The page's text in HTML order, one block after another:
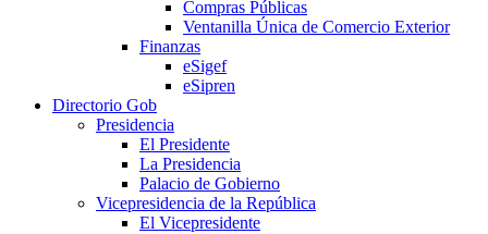
Compras Públicas
Ventanilla Única de Comercio Exterior
Finanzas
eSigef
eSipren
Directorio Gob
Presidencia
El Presidente
La Presidencia
Palacio de Gobierno
Vicepresidencia de la República
El Vicepresidente